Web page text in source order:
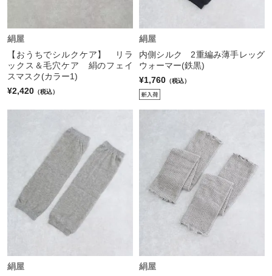
絹屋
【おうちでシルクケア】 リラ
ックス＆毛穴ケア 絹のフェイ
スマスク(カラー1)
¥2,420 （税込）
絹屋
内側シルク 2重編み薄手レッグ
ウォーマー(鉄黒)
¥1,760 （税込）
絹屋
絹屋